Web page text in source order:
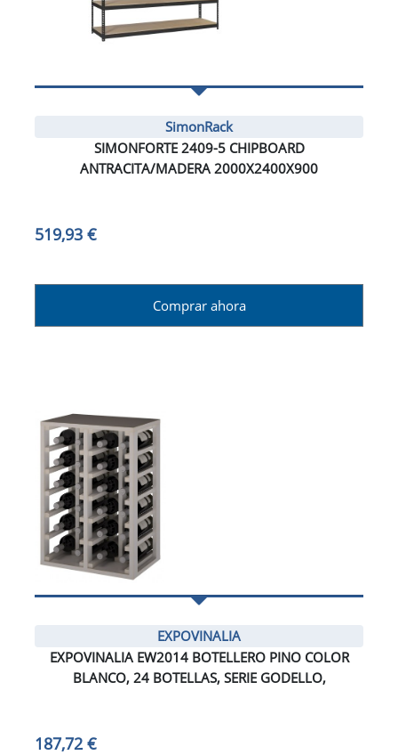
SimonRack
SIMONFORTE 2409-5 CHIPBOARD
ANTRACITA/MADERA 2000X2400X900
519,93 €
Comprar ahora
EXPOVINALIA
EXPOVINALIA EW2014 BOTELLERO PINO COLOR
BLANCO, 24 BOTELLAS, SERIE GODELLO,
187,72 €